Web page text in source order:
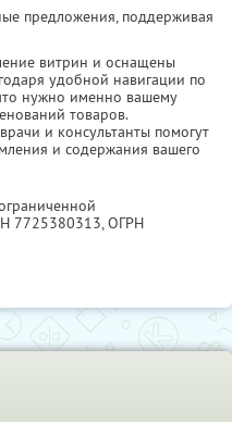
предложения, поддерживая
витрин и оснащены
удобной навигации по
нужно именно вашему
товаров.
и консультанты помогут
и содержания вашего
7725380313, ОГРН